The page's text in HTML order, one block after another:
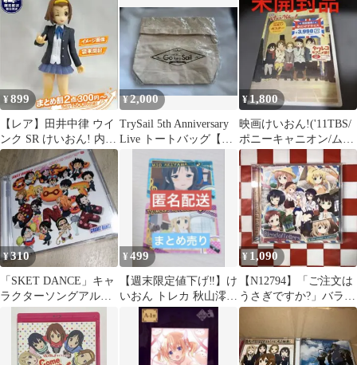
¥899
【レア】田井中律 ウイ
ンク SR けいおん! 内袋
未開封 2009年当時品
¥2,000
TrySail 5th Anniversary
Live トートバッグ【新
¥1,800
映画けいおん!('11TBS/
ポニーキャニオン/ムー
ビック/京都アニメーシ
ョン…
¥310
「SKET DANCE」キャ
ラクターソングアルバ
ム キャラット・ダンス
¥499
【週末限定値下げ‼️】け
いおん トレカ 秋山澪
琴吹紬
¥ 1,090
【N12794】「ご注文は
うさぎですか?」バラー
ドソングアルバム～